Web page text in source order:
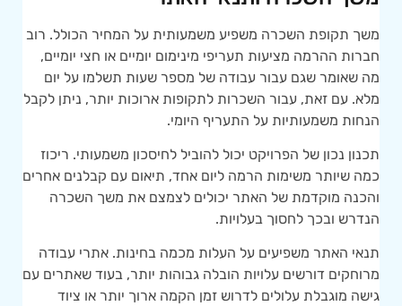
משך תקופת השכרה משפיע משמעותית על המחיר הכולל. רוב
חברות ההרמה מציעות תעריפי מינימום יומיים או חצי יומיים,
מה שאומר שגם עבור עבודה של מספר שעות תשלמו על יום
מלא. עם זאת, עבור השכרות לתקופות ארוכות יותר, ניתן לקבל
הנחות משמעותיות על התעריף היומי.
תכנון נכון של הפרויקט יכול להוביל לחיסכון משמעותי. ריכוז
כמה שיותר משימות הרמה ליום אחד, תיאום עם קבלנים אחרים
והכנה מוקדמת של האתר יכולים לצמצם את משך השכרה
הנדרש ובכך לחסוך בעלויות.
תנאי האתר משפיעים על העלות מכמה בחינות. אתרי עבודה
מרוחקים דורשים עלויות הובלה גבוהות יותר, בעוד שאתרים עם
גישה מוגבלת עלולים לדרוש זמן הקמה ארוך יותר או ציוד